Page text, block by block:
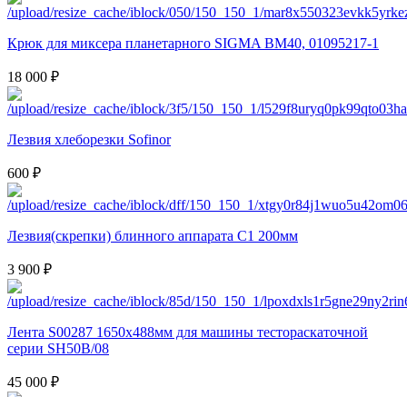
Крюк для миксера планетарного SIGMA BM40, 01095217-1
18 000 ₽
Лезвия хлеборезки Sofinor
600 ₽
Лезвия(скрепки) блинного аппарата C1 200мм
3 900 ₽
Лента S00287 1650x488мм для машины тестораскаточной
серии SH50B/08
45 000 ₽